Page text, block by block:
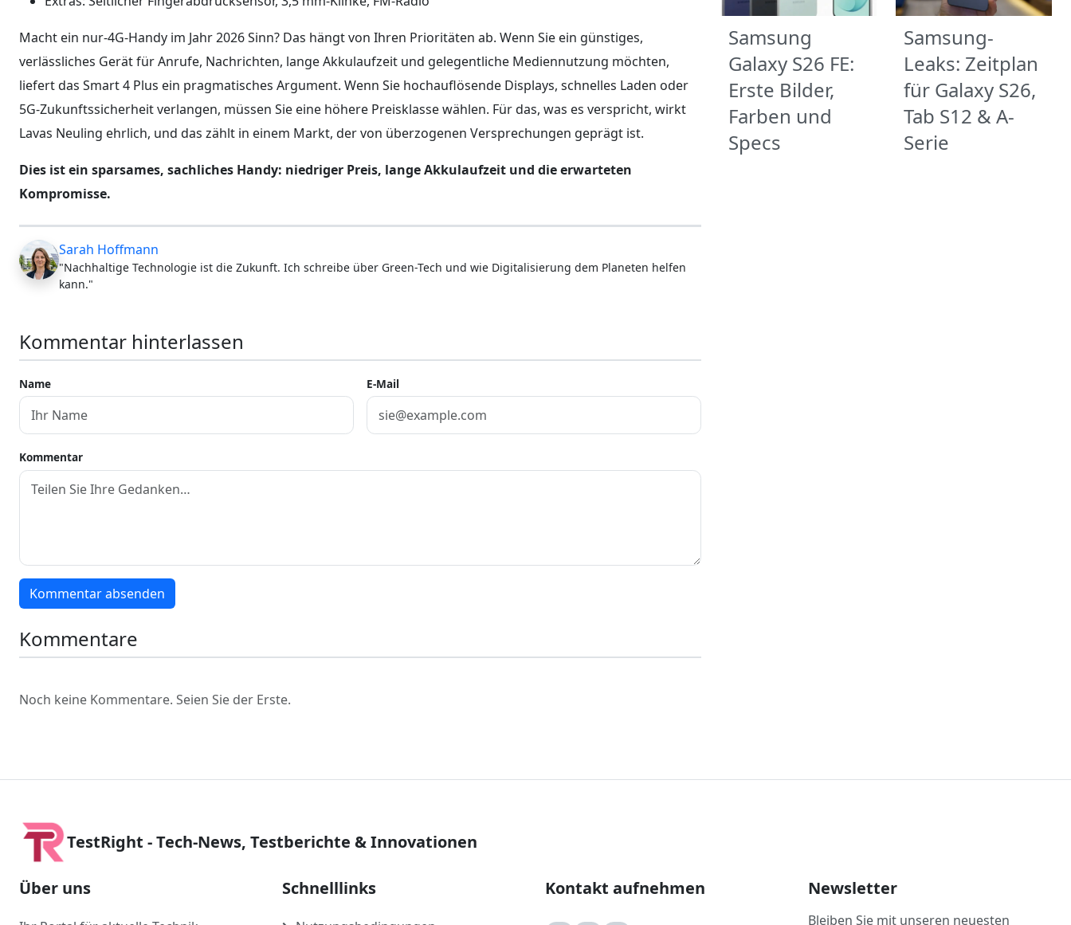
Macht ein nur-4G-Handy im Jahr 2026 Sinn? Das hängt von Ihren Prioritäten ab. Wenn Sie ein günstiges,
verlässliches Gerät für Anrufe, Nachrichten, lange Akkulaufzeit und gelegentliche Mediennutzung möchten,
liefert das Smart 4 Plus ein pragmatisches Argument. Wenn Sie hochauflösende Displays, schnelles Laden oder
5G-Zukunftssicherheit verlangen, müssen Sie eine höhere Preisklasse wählen. Für das, was es verspricht, wirkt
Lavas Neuling ehrlich, und das zählt in einem Markt, der von überzogenen Versprechungen geprägt ist.
Dies ist ein sparsames, sachliches Handy: niedriger Preis, lange Akkulaufzeit und die erwarteten
Kompromisse.
Sarah Hoffmann
"Nachhaltige Technologie ist die Zukunft. Ich schreibe über Green-Tech und wie Digitalisierung dem Planeten helfen
kann."
Kommentar hinterlassen
Name E-Mail
Kommentar
Kommentar absenden
Kommentare
Noch keine Kommentare. Seien Sie der Erste.
Samsung
Galaxy S26 FE:
Erste Bilder,
Farben und
Specs
Samsung-
Leaks: Zeitplan
für Galaxy S26,
Tab S12 & A-
Serie
TestRight - Tech-News, Testberichte & Innovationen
Über uns Schnelllinks Kontakt aufnehmen Newsletter
Bleiben Sie mit unseren neuesten